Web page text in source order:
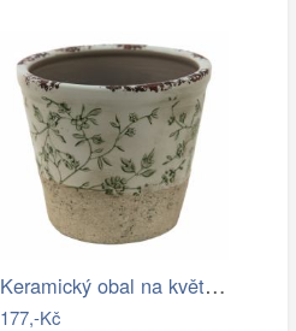
Keramický obal na květináč se zelenými…
177,-Kč